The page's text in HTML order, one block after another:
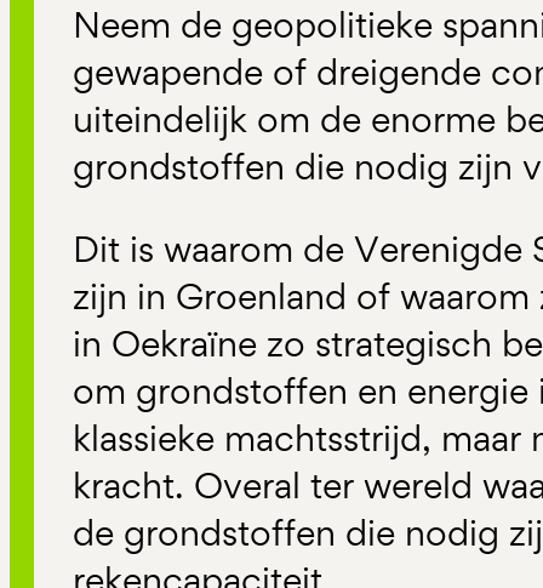
Neem de geopolitieke
gewapende of dreigende
uiteindelijk om de enorme
grondstoffen die nodig zijn
Dit is waarom de Verenigde
zijn in Groenland of waarom
in Oekraïne zo strategisch
om grondstoffen en energie
klassieke machtsstrijd,
kracht. Overal ter wereld
de grondstoffen die nodig